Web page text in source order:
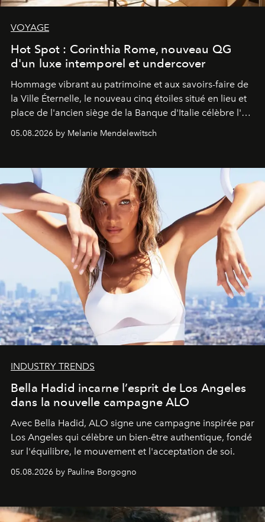
VOYAGE
Hot Spot : Corinthia Rome, nouveau QG
d'un luxe intemporel et undercover
Hommage vibrant au patrimoine et aux savoirs-faire de
la Ville Éternelle, le nouveau cinq étoiles situé en lieu et
place de l'ancien siège de la Banque d'Italie célèbre l'art
de vivre Romain dans toute son élégance intemporelle.
05.08.2026 by Melanie Mendelewitsch
INDUSTRY TRENDS
Bella Hadid incarne l’esprit de Los Angeles
dans la nouvelle campagne ALO
Avec Bella Hadid, ALO signe une campagne inspirée par
Los Angeles qui célèbre un bien-être authentique, fondé
sur l'équilibre, le mouvement et l'acceptation de soi.
05.08.2026 by Pauline Borgogno